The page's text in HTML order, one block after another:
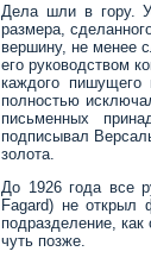
Дела шли в гору.
размера,
вершину, не менее
его руководством
каждого пишущего
полностью
письменных
подписывал
золота.
До 1926 года все
Fagard) не открыл
подразделение,
чуть позже.